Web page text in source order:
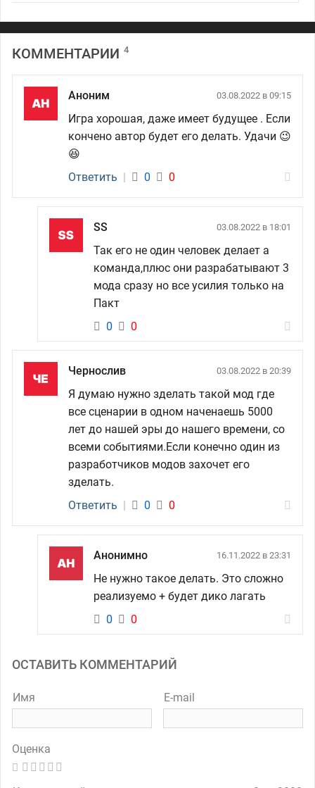
КОММЕНТАРИИ 4
Аноним 03.08.2022 в 09:15
Игра хорошая, даже имеет будущее . Если
кончено автор будет его делать. Удачи 😉
😆
Ответить | 0 0
SS 03.08.2022 в 18:01
Так его не один человек делает а
команда,плюс они разрабатывают 3
мода сразу но все усилия только на
Пакт
0
0
Чернослив 03.08.2022 в 20:39
Я думаю нужно зделать такой мод где
все сценарии в одном наченаешь 5000
лет до нашей эры до нашего времени, со
всеми событиями.Если конечно один из
разработчиков модов захочет его
зделать.
Ответить | 0 0
Анонимно 16.11.2022 в 23:31
Не нужно такое делать. Это сложно
реализуемо + будет дико лагать
0
0
ОСТАВИТЬ КОММЕНТАРИЙ
Имя E-mail
Оценка